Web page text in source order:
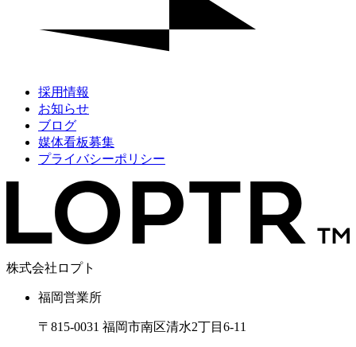
採用情報
お知らせ
ブログ
媒体看板募集
プライバシーポリシー
株式会社ロプト
福岡営業所
〒815-0031 福岡市南区清水2丁目6-11